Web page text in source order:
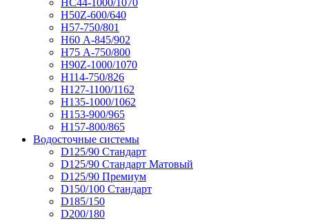
НС44-1000/1070
Н50Z-600/640
Н57-750/801
Н60 А-845/902
Н75 А-750/800
Н90Z-1000/1070
Н114-750/826
Н127-1100/1162
Н135-1000/1062
Н153-900/965
Н157-800/865
Водосточные системы
D125/90 Стандарт
D125/90 Стандарт Матовый
D125/90 Премиум
D150/100 Стандарт
D185/150
D200/180